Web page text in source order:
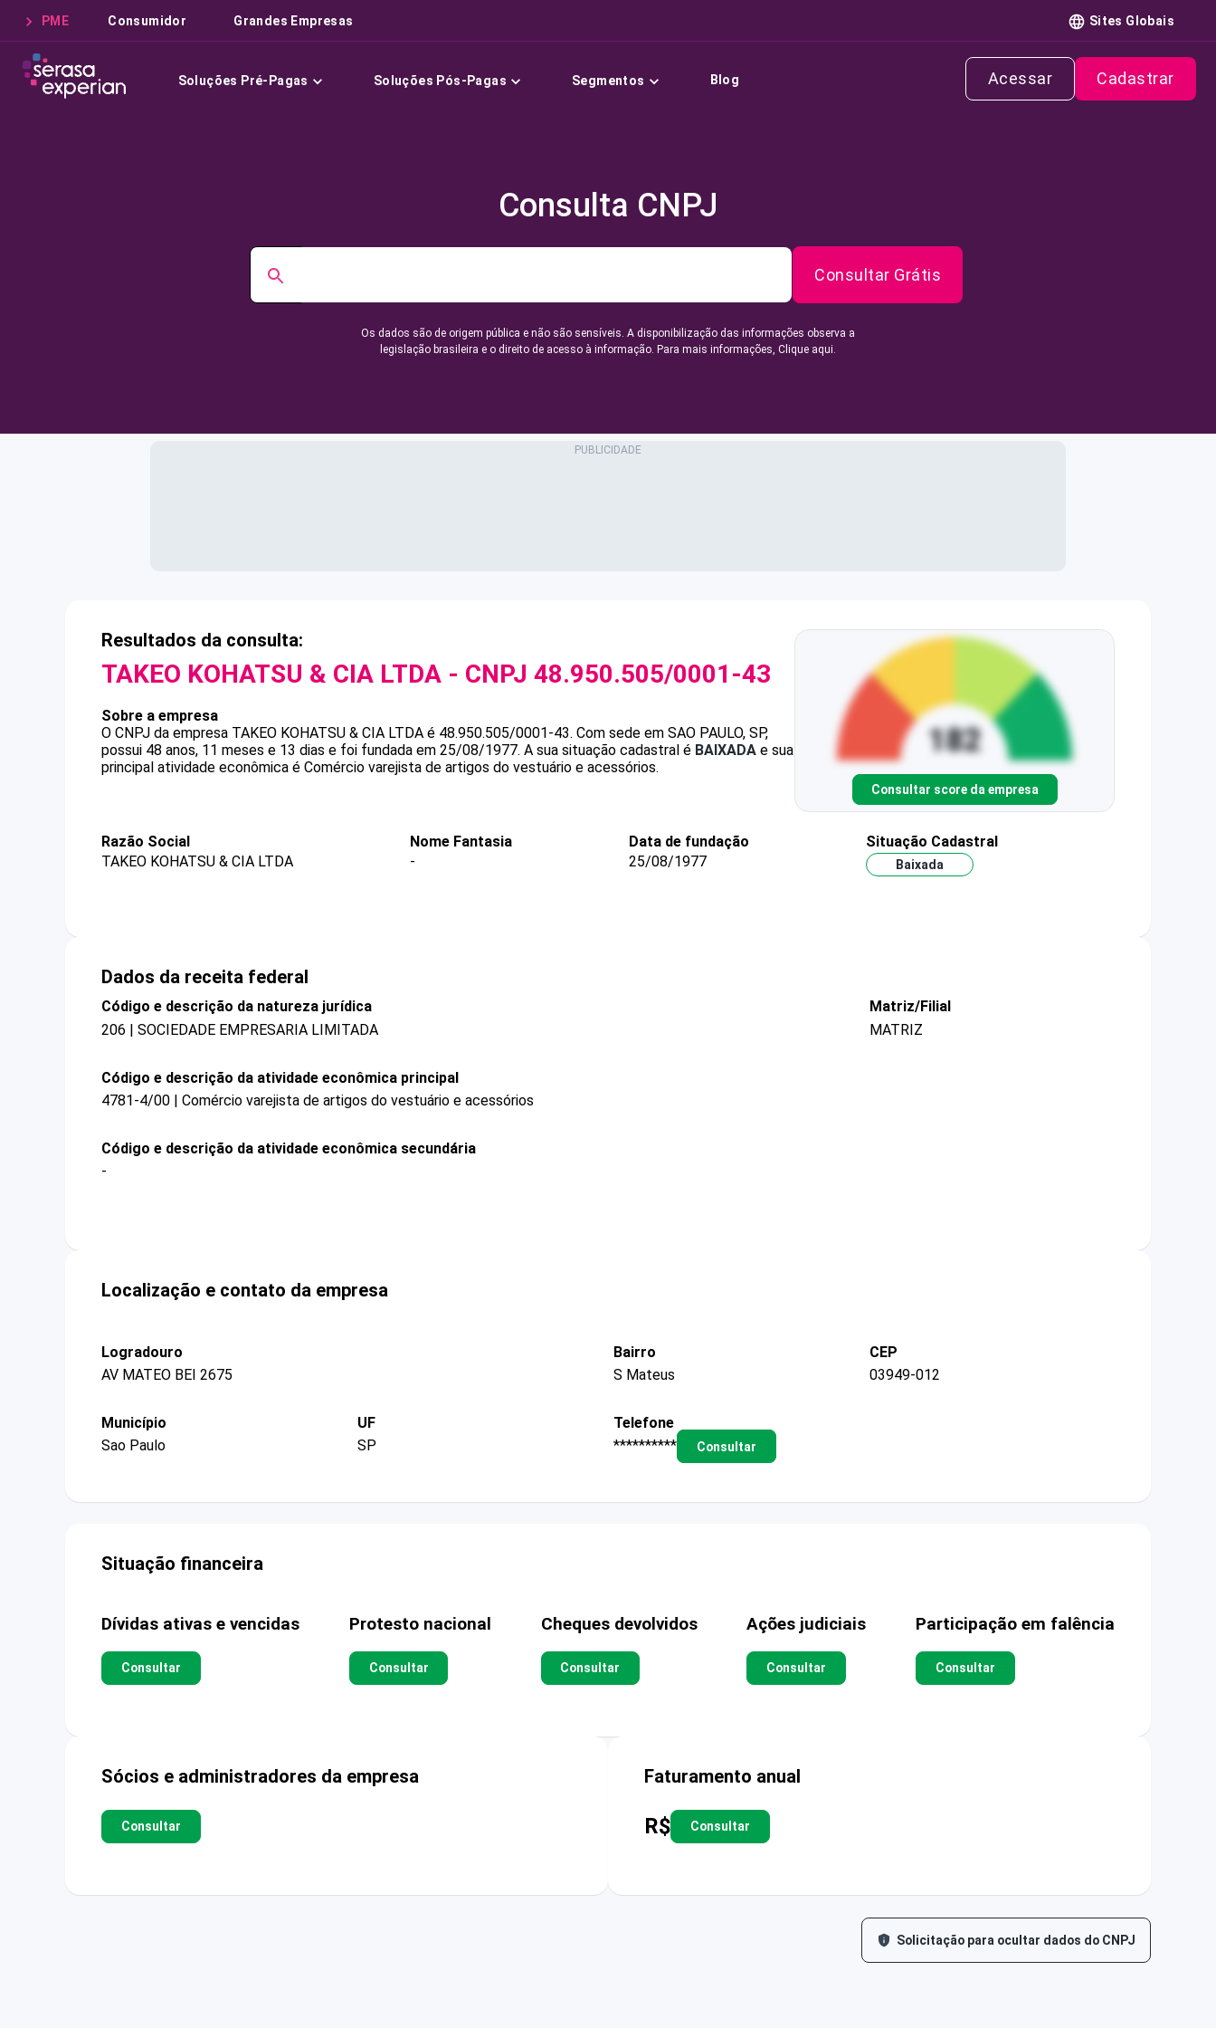
PME Consumidor Grandes Empresas Sites Globais
Soluções Pré-Pagas Soluções Pós-Pagas Segmentos Blog Acessar Cadastrar
Consulta CNPJ
Consultar Grátis
Os dados são de origem pública e não são sensíveis. A disponibilização das informações observa a
legislação brasileira e o direito de acesso à informação. Para mais informações, Clique aqui.
Resultados da consulta:
TAKEO KOHATSU & CIA LTDA - CNPJ 48.950.505/0001-43
Sobre a empresa
O CNPJ da empresa TAKEO KOHATSU & CIA LTDA é 48.950.505/0001-43. Com sede em SAO PAULO, SP,
possui 48 anos, 11 meses e 13 dias e foi fundada em 25/08/1977. A sua situação cadastral é BAIXADA e sua
principal atividade econômica é Comércio varejista de artigos do vestuário e acessórios.
Consultar score da empresa
Razão Social
TAKEO KOHATSU & CIA LTDA
Nome Fantasia
-
Data de fundação
25/08/1977
Situação Cadastral
Baixada
Dados da receita federal
Código e descrição da natureza jurídica
206 | SOCIEDADE EMPRESARIA LIMITADA
Matriz/Filial
MATRIZ
Código e descrição da atividade econômica principal
4781-4/00 | Comércio varejista de artigos do vestuário e acessórios
Código e descrição da atividade econômica secundária
-
Localização e contato da empresa
Logradouro
AV MATEO BEI 2675
Bairro
S Mateus
CEP
03949-012
Município
Sao Paulo
UF
SP
Telefone
**********
Consultar
Situação financeira
Dívidas ativas e vencidas
Consultar
Protesto nacional
Consultar
Cheques devolvidos
Consultar
Ações judiciais
Consultar
Participação em falência
Consultar
Sócios e administradores da empresa
Consultar
Faturamento anual
R$ Consultar
Solicitação para ocultar dados do CNPJ